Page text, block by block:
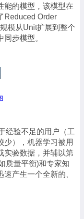
能的模型，该模型在
Reduced Order
模从Unit扩展到整个
步模型。
经验不足的用户（工
少），机器学习被用
实验数据，并辅以第
质量平衡)和专家知
产生一个全新的、